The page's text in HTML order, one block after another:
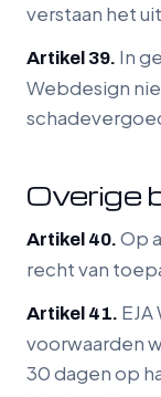
verstaan het
Artikel 39. In
Webdesign
Overige
Artikel 40. Op
recht van
Artikel 41.
voorwaarden
30 dagen op